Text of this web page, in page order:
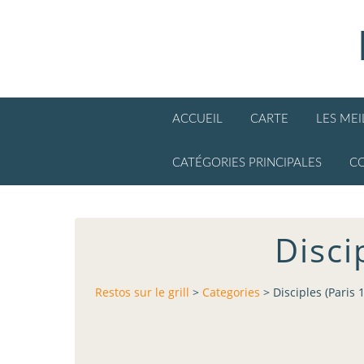
ACCUEIL CARTE LES
CATÉGORIES PRINCIPALES
Restos sur le grill > Categories > Disciples (Paris